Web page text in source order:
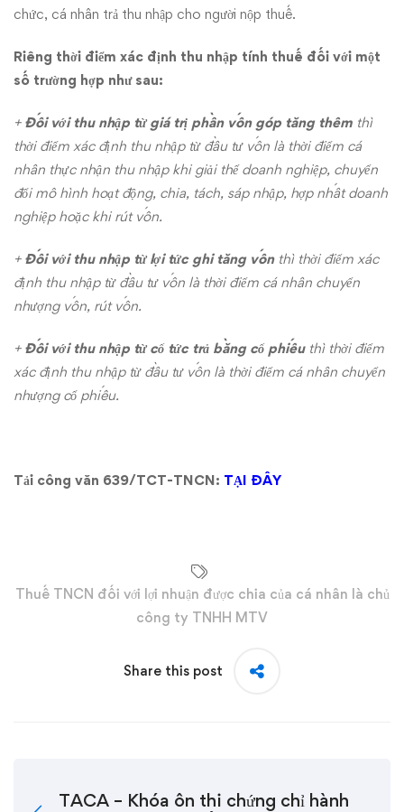
chức, cá nhân trả thu nhập cho người nộp thuế.
Riêng thời điểm xác định thu nhập tính thuế đối với một
số trường hợp như sau:
+ Đối với thu nhập từ giá trị phần vốn góp tăng thêm thì
thời điểm xác định thu nhập từ đầu tư vốn là thời điểm cá
nhân thực nhận thu nhập khi giải thể doanh nghiệp, chuyển
đổi mô hình hoạt động, chia, tách, sáp nhập, hợp nhất doanh
nghiệp hoặc khi rút vốn.
+ Đối với thu nhập từ lợi tức ghi tăng vốnthì thời điểm xác
định thu nhập từ đầu tư vốn là thời điểm cá nhân chuyển
nhượng vốn, rút vốn.
+ Đối với thu nhập từ cổ tức trả bằng cổ phiếuthì thời điểm
xác định thu nhập từ đầu tư vốn là thời điểm cá nhân chuyển
nhượng cổ phiếu.
Tải công văn 639/TCT-TNCN: TẠI ĐÂY
Thuế TNCN đối với lợi nhuận được chia của cá nhân là chủ
công ty TNHH MTV
Share this post
TACA – Khóa ôn thi chứng chỉ hành